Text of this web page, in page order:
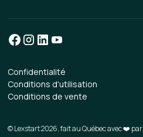
Confidentialité
Conditions d'utilisation
Conditions de vente
© Lexstart 2026, fait au Québec avec ❤️ par